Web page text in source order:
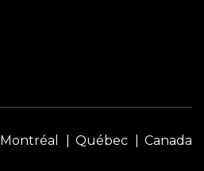
Montréal Québec Canada